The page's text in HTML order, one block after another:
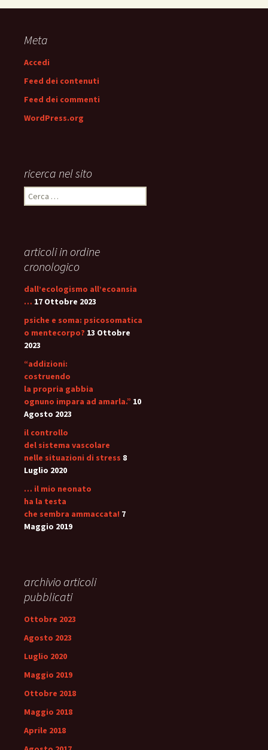
Meta
Accedi
Feed dei contenuti
Feed dei commenti
WordPress.org
ricerca nel sito
Ricerca
per:
articoli in ordine
cronologico
dall’ecologismo all’ecoansia
… 17 Ottobre 2023
psiche e soma: psicosomatica
o mentecorpo? 13 Ottobre
2023
“addizioni:
costruendo
la propria gabbia
ognuno impara ad amarla.” 10
Agosto 2023
il controllo
del sistema vascolare
nelle situazioni di stress 8
Luglio 2020
… il mio neonato
ha la testa
che sembra ammaccata! 7
Maggio 2019
archivio articoli
pubblicati
Ottobre 2023
Agosto 2023
Luglio 2020
Maggio 2019
Ottobre 2018
Maggio 2018
Aprile 2018